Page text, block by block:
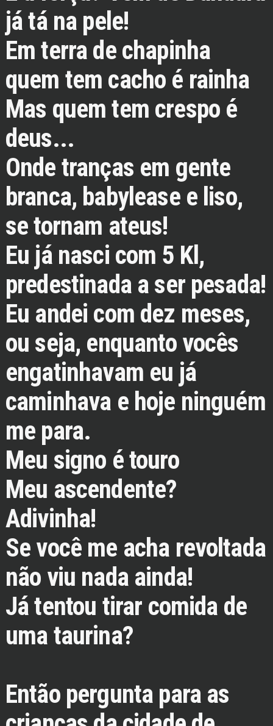
já tá na pele!
Em terra de chapinha
quem tem cacho é rainha
Mas quem tem crespo é
deus...
Onde tranças em gente
branca, babylease e liso,
se tornam ateus!
Eu já nasci com 5 Kl,
predestinada a ser pesada!
Eu andei com dez meses,
ou seja, enquanto vocês
engatinhavam eu já
caminhava e hoje ninguém
me para.
Meu signo é touro
Meu ascendente?
Adivinha!
Se você me acha revoltada
não viu nada ainda!
Já tentou tirar comida de
uma taurina?
Então pergunta para as